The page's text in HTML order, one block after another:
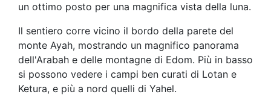
un ottimo posto per una magnifica vista della luna.
Il sentiero corre vicino il bordo della parete del
monte Ayah, mostrando un magnifico panorama
dell'Arabah e delle montagne di Edom. Più in basso
si possono vedere i campi ben curati di Lotan e
Ketura, e più a nord quelli di Yahel.